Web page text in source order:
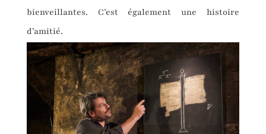
bienveillantes. C’est également une histoire
d’amitié.